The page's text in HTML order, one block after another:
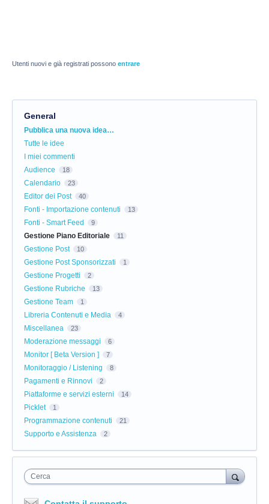
Utenti nuovi e già registrati possono entrare
General
Categorie
Pubblica una nuova idea…
Tutte le idee
I miei commenti
Audience
18
Calendario 23
Editor dei Post 40
Fonti - Importazione contenuti 13
Fonti - Smart Feed 9
Gestione Piano Editoriale 11
Gestione Post 10
Gestione Post Sponsorizzati 1
Gestione Progetti 2
Gestione Rubriche 13
Gestione Team 1
Libreria Contenuti e Media 4
Miscellanea 23
Moderazione messaggi 6
Monitor [ Beta Version ] 7
Monitoraggio / Listening 8
Pagamenti e Rinnovi 2
Piattaforme e servizi esterni 14
Picklet 1
Programmazione contenuti 21
Supporto e Assistenza 2
Cerca